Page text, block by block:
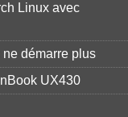
Linux avec
démarre plus
UX430